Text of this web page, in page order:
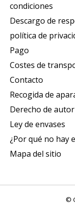
condiciones
Descargo de
política de
Pago
Costes de
Contacto
Recogida de
Derecho de
Ley de envases
¿Por qué no hay
Mapa del sitio
©